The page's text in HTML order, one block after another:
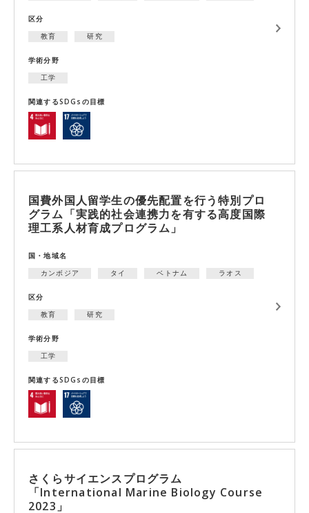
区分
教育
研究
学術分野
工学
関連するSDGsの目標
国費外国人留学生の優先配置を行う特別プロ
グラム「実践的社会連携力を有する高度国際
理工系人材育成プログラム」
国・地域名
カンボジア
タイ ベトナム ラオス
区分
教育
研究
学術分野
工学
関連するSDGsの目標
さくらサイエンスプログラム
「International Marine Biology Course
2023」